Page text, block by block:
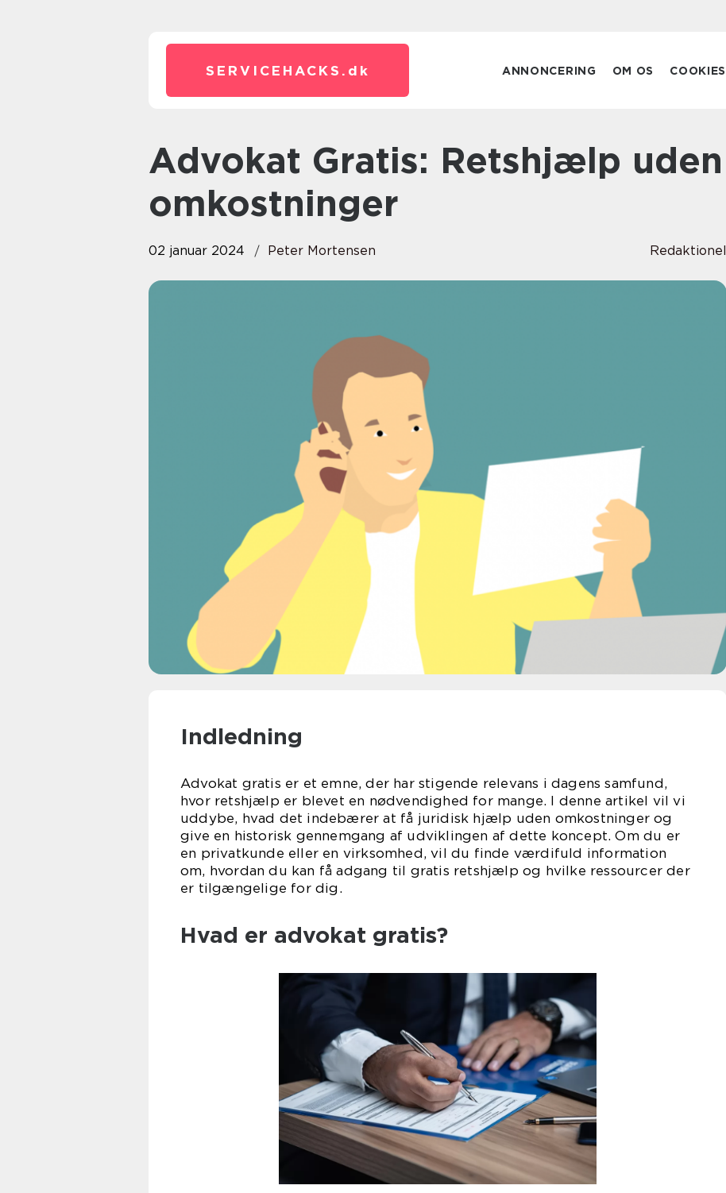
SERVICEHACKS. dk ANNONCERING OM OS COOKIES
Advokat Gratis: Retshjælp uden
omkostninger
02 januar 2024 Peter Mortensen Redaktionel
Indledning
Advokat gratis er et emne, der har stigende relevans i dagens samfund,
hvor retshjælp er blevet en nødvendighed for mange. I denne artikel vil vi
uddybe, hvad det indebærer at få juridisk hjælp uden omkostninger og
give en historisk gennemgang af udviklingen af dette koncept. Om du er
en privatkunde eller en virksomhed, vil du finde værdifuld information
om, hvordan du kan få adgang til gratis retshjælp og hvilke ressourcer der
er tilgængelige for dig.
Hvad er advokat gratis?